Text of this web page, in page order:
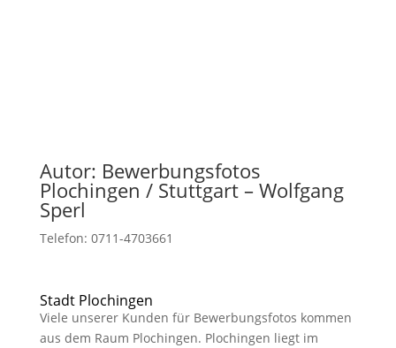
Autor: Bewerbungsfotos
Plochingen / Stuttgart – Wolfgang
Sperl
Telefon: 0711-4703661
Stadt Plochingen
Viele unserer Kunden für Bewerbungsfotos kommen
aus dem Raum Plochingen. Plochingen liegt im